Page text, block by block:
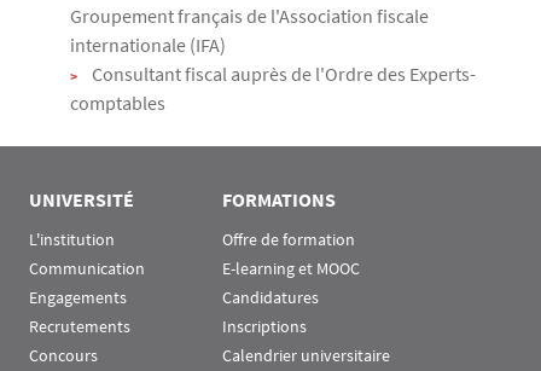
Groupement français de l'Association fiscale
internationale (IFA)
Consultant fiscal auprès de l'Ordre des Experts-
comptables
UNIVERSITÉ
L'institution
Communication
Engagements
Recrutements
Concours
FORMATIONS
Offre de formation
E-learning et MOOC
Candidatures
Inscriptions
Calendrier universitaire